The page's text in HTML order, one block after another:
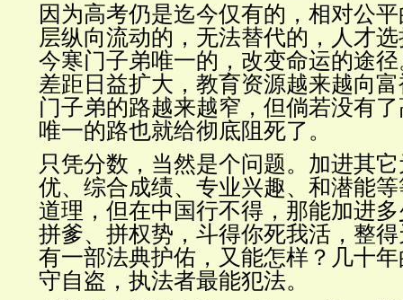
因为高考仍是迄今仅有的，相对公
层纵向流动的，无法替代的，人才
今寒门子弟唯一的，改变命运的途
差距日益扩大，教育资源越来越向
门子弟的路越来越窄，但倘若没有
唯一的路也就给彻底阻死了。
只凭分数，当然是个问题。加进其
优、综合成绩、专业兴趣、和潜能
道理，但在中国行不得，那能加进
拼爹、拼权势，斗得你死我活，整
有一部法典护佑，又能怎样？几十
守自盗，执法者最能犯法。